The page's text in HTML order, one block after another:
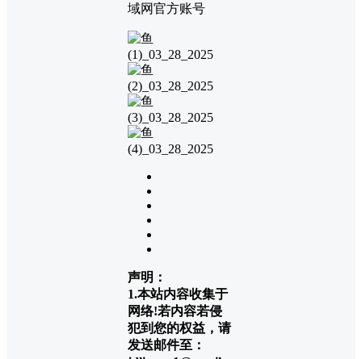
域网官方账号
声明：
1.本站内容收集于
网络!若内容若侵
犯到您的权益，请
发送邮件至：